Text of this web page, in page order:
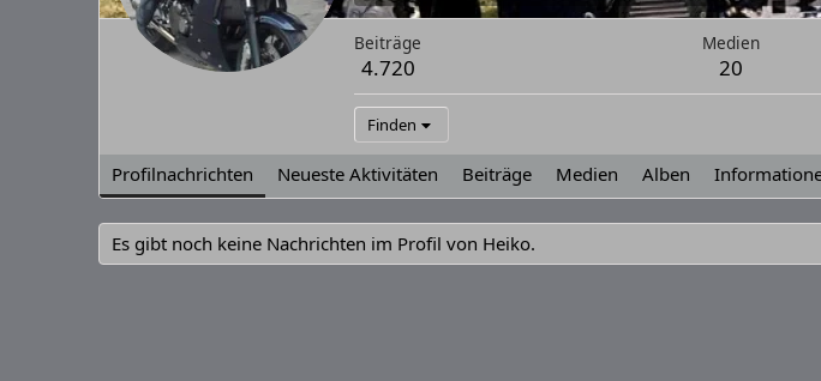
Beiträge
4.720
Medien
20
Finden
Profilnachrichten Neueste Aktivitäten Beiträge Medien Alben
Es gibt noch keine Nachrichten im Profil von Heiko.